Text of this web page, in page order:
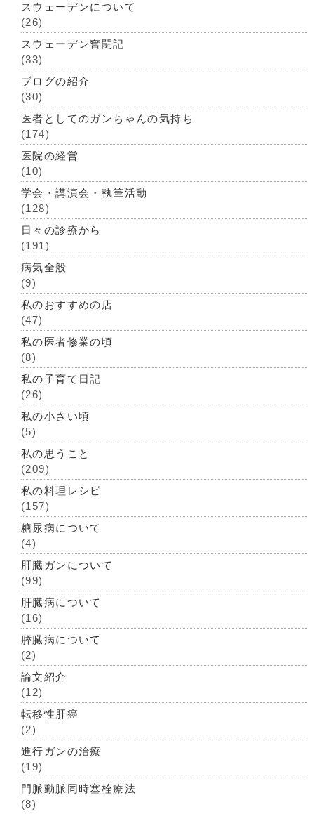
スウェーデンについて
(26)
スウェーデン奮闘記
(33)
ブログの紹介
(30)
医者としてのガンちゃんの気持ち
(174)
医院の経営
(10)
学会・講演会・執筆活動
(128)
日々の診療から
(191)
病気全般
(9)
私のおすすめの店
(47)
私の医者修業の頃
(8)
私の子育て日記
(26)
私の小さい頃
(5)
私の思うこと
(209)
私の料理レシピ
(157)
糖尿病について
(4)
肝臓ガンについて
(99)
肝臓病について
(16)
膵臓病について
(2)
論文紹介
(12)
転移性肝癌
(2)
進行ガンの治療
(19)
門脈動脈同時塞栓療法
(8)